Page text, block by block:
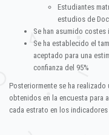
Estudiantes
estudios de
Se han asumido
Se ha establecido el
aceptado para una
confianza del 95%
Posteriormente se ha
obtenidos en la encuesta para
cada estrato en los indicadores